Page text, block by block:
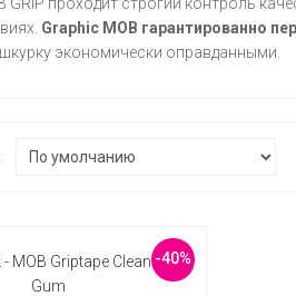
Graphic MOB гарантированно
экономически оправданными.
-40%